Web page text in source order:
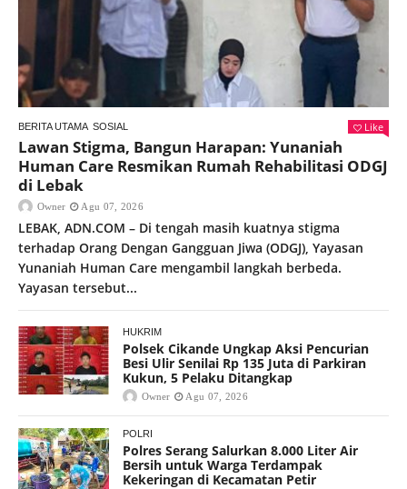
BERITA UTAMA SOSIAL Like
Lawan Stigma, Bangun Harapan: Yunaniah
Human Care Resmikan Rumah Rehabilitasi ODGJ
di Lebak
Owner Agu 07, 2026
LEBAK, ADN.COM – Di tengah masih kuatnya stigma
terhadap Orang Dengan Gangguan Jiwa (ODGJ), Yayasan
Yunaniah Human Care mengambil langkah berbeda.
Yayasan tersebut...
HUKRIM
Polsek Cikande Ungkap Aksi Pencurian
Besi Ulir Senilai Rp 135 Juta di Parkiran
Kukun, 5 Pelaku Ditangkap
Owner Agu 07, 2026
POLRI
Polres Serang Salurkan 8.000 Liter Air
Bersih untuk Warga Terdampak
Kekeringan di Kecamatan Petir